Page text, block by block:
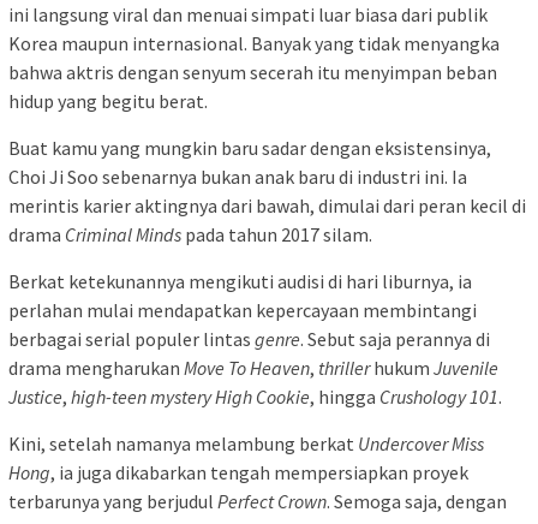
ini langsung viral dan menuai simpati luar biasa dari publik
Korea maupun internasional. Banyak yang tidak menyangka
bahwa aktris dengan senyum secerah itu menyimpan beban
hidup yang begitu berat.
Buat kamu yang mungkin baru sadar dengan eksistensinya,
Choi Ji Soo sebenarnya bukan anak baru di industri ini. Ia
merintis karier aktingnya dari bawah, dimulai dari peran kecil di
drama Criminal Minds pada tahun 2017 silam.
Berkat ketekunannya mengikuti audisi di hari liburnya, ia
perlahan mulai mendapatkan kepercayaan membintangi
berbagai serial populer lintas genre. Sebut saja perannya di
drama mengharukan Move To Heaven, thrillerhukum Juvenile
Justice, high-teen mysteryHigh Cookie, hingga Crushology 101.
Kini, setelah namanya melambung berkat Undercover Miss
Hong, ia juga dikabarkan tengah mempersiapkan proyek
terbarunya yang berjudul Perfect Crown. Semoga saja, dengan